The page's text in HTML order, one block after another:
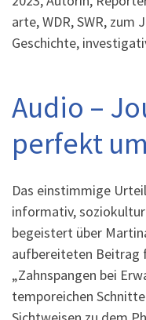
arte, WDR, SWR, zum
Geschichte,
Audio –
perfekt
Das einstimmige
informativ,
begeistert über
aufbereiteten Beitrag
„Zahnspangen bei
temporeichen